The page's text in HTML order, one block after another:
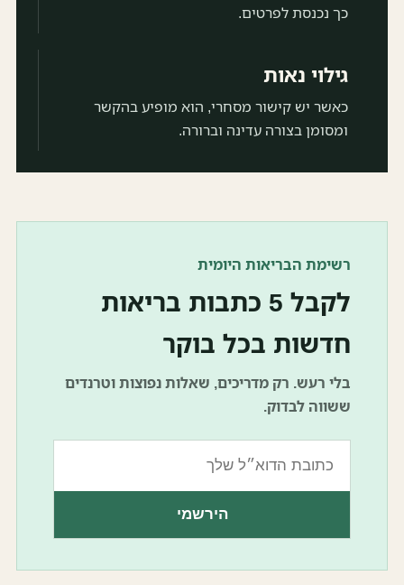
כך נכנסת לפרטים.
גילוי נאות
כאשר יש קישור מסחרי, הוא מופיע בהקשר
ומסומן בצורה עדינה וברורה.
רשימת הבריאות היומית
לקבל 5 כתבות בריאות
חדשות בכל בוקר
בלי רעש. רק מדריכים, שאלות נפוצות וטרנדים
ששווה לבדוק.
הירשמי